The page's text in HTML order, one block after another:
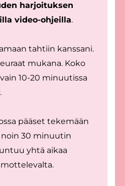
harjoituksen
video-ohjeilla.
tahtiin kanssani.
mukana. Koko
10-20 minuutissa
.
pääset tekemään
30 minuutin
yhtä aikaa